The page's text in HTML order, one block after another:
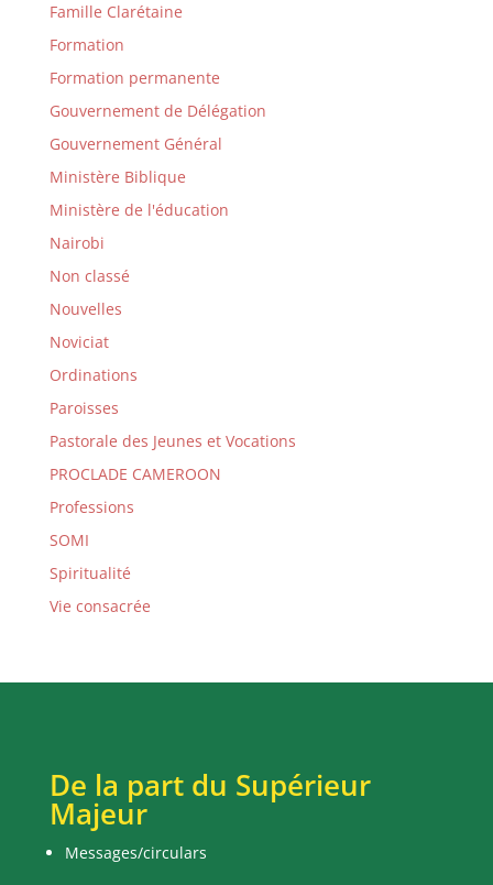
Famille Clarétaine
Formation
Formation permanente
Gouvernement de Délégation
Gouvernement Général
Ministère Biblique
Ministère de l'éducation
Nairobi
Non classé
Nouvelles
Noviciat
Ordinations
Paroisses
Pastorale des Jeunes et Vocations
PROCLADE CAMEROON
Professions
SOMI
Spiritualité
Vie consacrée
De la part du Supérieur
Majeur
Messages/circulars